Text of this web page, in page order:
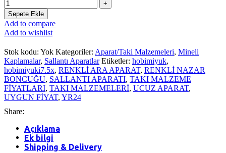
Sepete Ekle
Add to compare
Add to wishlist
Stok kodu: Yok Kategoriler: Aparat/Taki Malzemeleri, Mineli
Kaplamalar, Sallantı Aparatlar Etiketler: hobimiyuk,
hobimiyuki7.5x, RENKLİ ARA APARAT, RENKLİ NAZAR
BONCUĞU, SALLANTI APARATI, TAKI MALZEME
FİYATLARI, TAKI MALZEMELERİ, UCUZ APARAT,
UYGUN FİYAT, YR24
Share:
Açıklama
Ek bilgi
Shipping & Delivery